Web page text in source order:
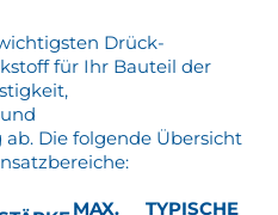
Drück-
für Ihr Bauteil der
Die folgende Übersicht
MAX.
TYPISCHE